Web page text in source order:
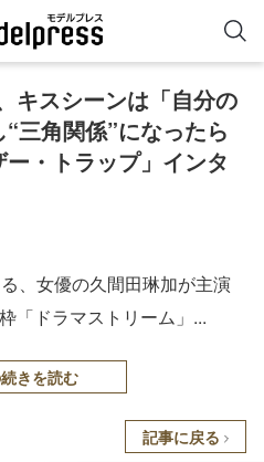
キスシーンは「自分の
三角関係”になったら
・トラップ」インタ
、女優の久間田琳加が主演
「ドラマストリーム」...
きを読む
記事に戻る